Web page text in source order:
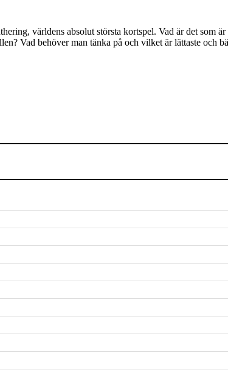
världens absolut största kortspel. Vad är det som
Vad behöver man tänka på och vilket är lättaste och